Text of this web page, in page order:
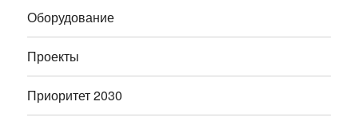
Оборудование
Проекты
Приоритет 2030